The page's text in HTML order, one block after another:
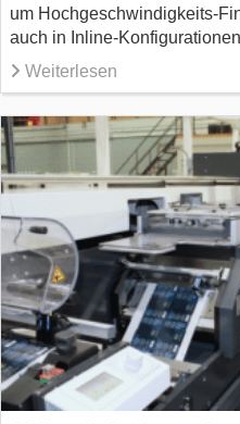
um Hochgeschwindigkeits-
auch in Inline-
Weiterlesen